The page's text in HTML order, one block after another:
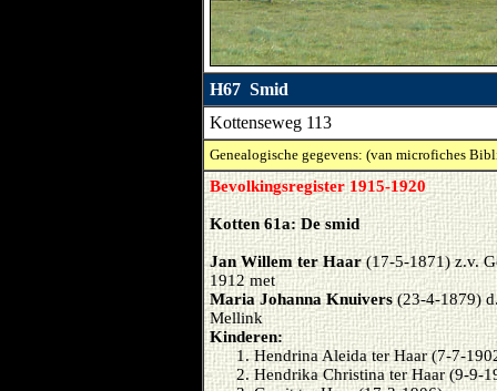
H67 Smid
Kottenseweg 113
Genealogische gegevens: (van microfiches
Bevolkingsregister 1915-1920
Kotten 61a: De smid
Jan Willem ter Haar(17-5-1871) z.v.
1912 met
Maria Johanna Knuivers(23-4-1879)
Mellink
Kinderen:
Hendrina Aleida ter Haar (7-7-
Hendrika Christina ter Haar (9-9-